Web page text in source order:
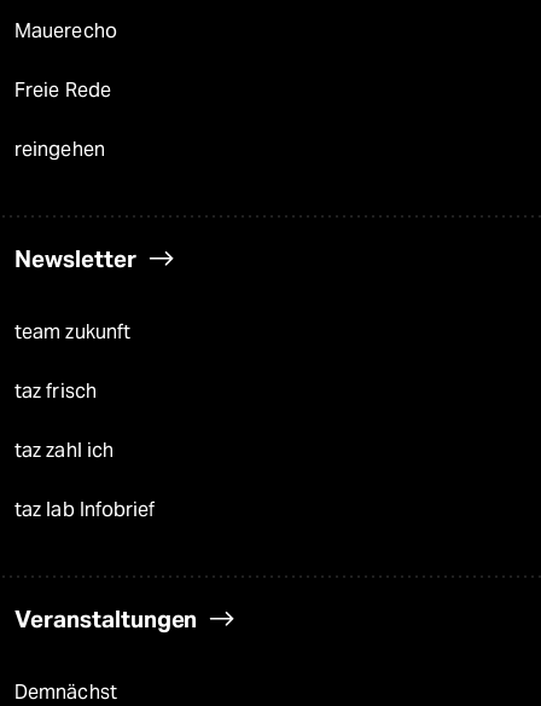
Mauerecho
Freie Rede
reingehen
Newsletter
team zukunft
taz frisch
taz zahl ich
taz lab Infobrief
Veranstaltungen
Demnächst